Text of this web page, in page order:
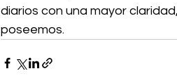
diarios con una mayor
poseemos.